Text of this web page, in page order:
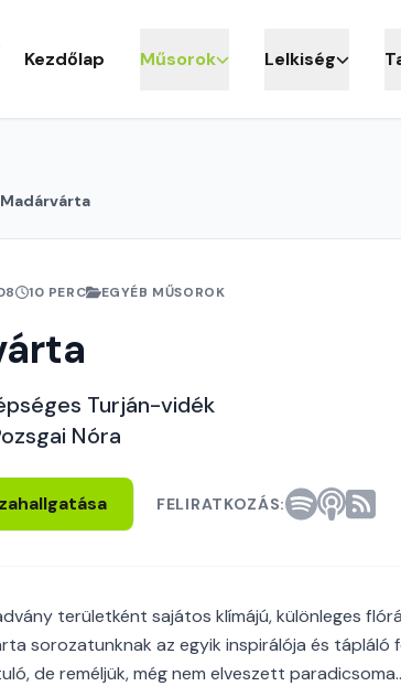
Kezdőlap Műsorok Lelkiség
Madárvárta
10 PERC EGYÉB MŰSOROK
Turján-vidék
Nóra
FELIRATKOZÁS:
területként sajátos klímájú, különleges
sorozatunknak az egyik inspirálója és tápláló
de reméljük, még nem elveszett